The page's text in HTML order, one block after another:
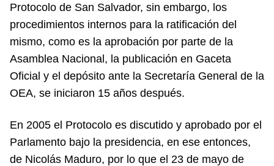
Protocolo de San Salvador, sin embargo, los
procedimientos internos para la ratificación del
mismo, como es la aprobación por parte de la
Asamblea Nacional, la publicación en Gaceta
Oficial y el depósito ante la Secretaría General de la
OEA, se iniciaron 15 años después.
En 2005 el Protocolo es discutido y aprobado por el
Parlamento bajo la presidencia, en ese entonces,
de Nicolás Maduro, por lo que el 23 de mayo de